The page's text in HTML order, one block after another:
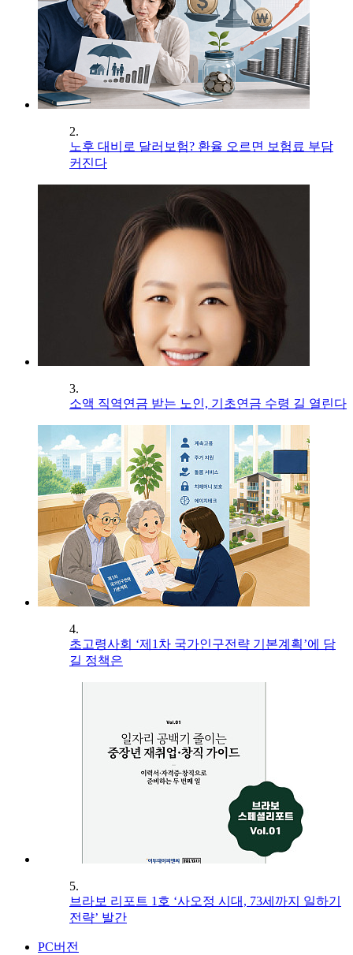
2.
노후 대비로 달러보험? 환율 오르면 보험료 부담
커진다
3.
소액 직역연금 받는 노인, 기초연금 수령 길 열린다
4.
초고령사회 ‘제1차 국가인구전략 기본계획’에 담
길 정책은
5.
브라보 리포트 1호 ‘사오정 시대, 73세까지 일하기
전략’ 발간
PC버전